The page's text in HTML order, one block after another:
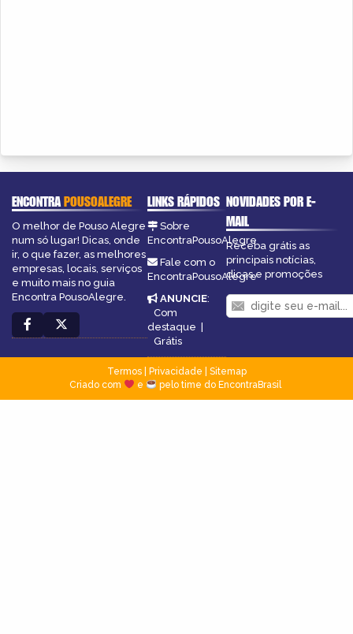
ENCONTRAPOUSOALEGRE
O melhor de Pouso Alegre
num só lugar! Dicas, onde
ir, o que fazer, as melhores
empresas, locais, serviços
e muito mais no guia
Encontra PousoAlegre.
LINKS RÁPIDOS
Sobre
EncontraPousoAlegre
Fale com o
EncontraPousoAlegre
ANUNCIE:
Com
destaque |
Grátis
NOVIDADES POR E-
MAIL
Receba grátis as
principais notícias,
dicas e promoções
Termos| Privacidade
Sitemap
Criado com
e pelo time do EncontraBrasil